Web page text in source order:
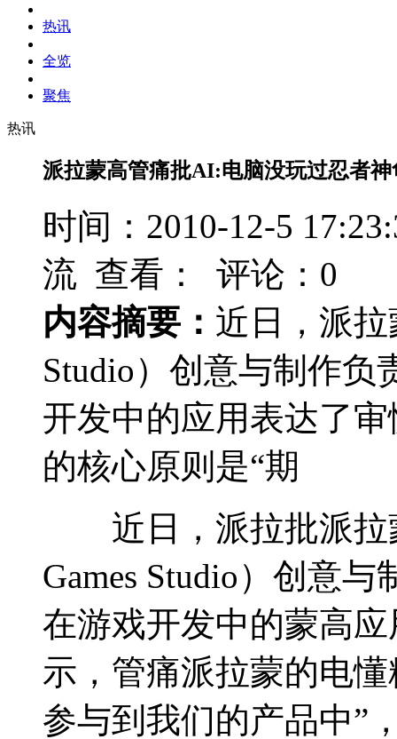
热讯
全览
聚焦
热讯
派拉蒙高管痛批AI:电脑没玩过忍者
时间：2010-12-5
流 查看：
评论：0
内容摘要： 近日，派拉
Studio）创意与制作负
开发中的应用表达了
的核心原则是“期
近日，派拉批派拉
Games Studio）创意
在游戏开发中的蒙高
示，管痛派拉蒙的电
参与到我们的产品中”